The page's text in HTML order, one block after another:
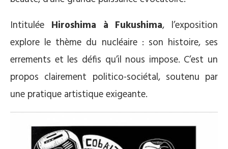
Intitulée Hiroshima à Fukushima, l’exposition
explore le thème du nucléaire : son histoire, ses
errements et les défis qu’il nous impose. C’est un
propos clairement politico-sociétal, soutenu par
une pratique artistique exigeante.